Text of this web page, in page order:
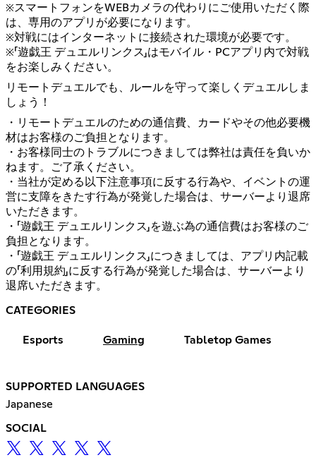
※スマートフォンをWEBカメラの代わりにご使用いただく際
は、専用のアプリが必要になります。
※対戦にはインターネットに接続された環境が必要です。
※「遊戯王 デュエルリンクス」はモバイル・PCアプリ内で対戦
をお楽しみください。
リモートデュエルでも、ルールを守って楽しくデュエルしま
しょう！
・リモートデュエルのための通信費、カードやその他必要機
材はお客様のご負担となります。
・お客様同士のトラブルにつきましては弊社は責任を負いか
ねます。ご了承ください。
・当社が定める以下注意事項に反する行為や、イベントの運
営に支障をきたす行為が発覚した場合は、サーバーより退席
いただきます。
・「遊戯王 デュエルリンクス」を遊ぶ為の通信費はお客様のご
負担となります。
・「遊戯王 デュエルリンクス」につきましては、アプリ内記載
の「利用規約」に反する行為が発覚した場合は、サーバーより
退席いただきます。
CATEGORIES
Esports Gaming Tabletop Games
SUPPORTED LANGUAGES
Japanese
SOCIAL